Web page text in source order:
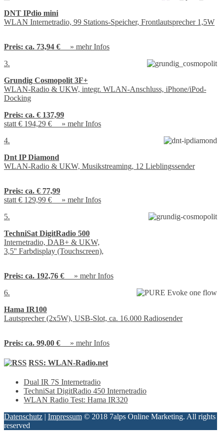
DNT IPdio mini
WLAN Internetradio, 99 Stations-Speicher, Frontlautsprecher 1,5W
Preis: ca. 73,94 € » mehr Infos
3.
Grundig Cosmopolit 3F+
WLAN-Radio & UKW, integr. WLAN-Anschluss, iPhone/iPod-
Docking
Preis: ca. € 137,99
statt € 194,29 € » mehr Infos
4.
Dnt IP Diamond
WLAN-Radio & UKW, Musikstreaming, 12 Lieblingssender
Preis: ca. € 77,99
statt € 129,99 € » mehr Infos
5.
TechniSat DigitRadio 500
Internetradio, DAB+ & UKW,
3,5'' Farbdisplay (Touchscreen),
Preis: ca. 192,76 € » mehr Infos
6.
Hama IR100
Lautsprecher (2x5W), USB-Slot, ca. 16.000 Radiosender
Preis: ca. 99,00 € » mehr Infos
RSS: WLAN-Radio.net
Dual IR 7S Internetradio
TechniSat DigitRadio 450 Internetradio
WLAN Radio Test: Hama IR320
Datenschutz | Impressum © 2018 7alps Online Marketing. All rights
reserved